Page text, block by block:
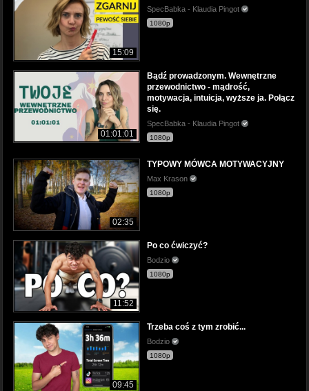
15:09
SpecBabka - Klaudia Pingot
1080p
01:01:01
Bądź prowadzonym. Wewnętrzne
przewodnictwo - mądrość,
motywacja, intuicja, wyższe ja. Połącz
się.
SpecBabka - Klaudia Pingot
1080p
02:35
TYPOWY MÓWCA MOTYWACYJNY
Max Krason
1080p
11:52
Po co ćwiczyć?
Bodzio
1080p
09:45
Trzeba coś z tym zrobić...
Bodzio
1080p